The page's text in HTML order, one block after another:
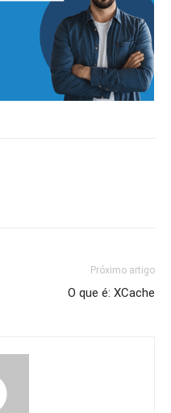
Próximo artigo
O que é: XCache